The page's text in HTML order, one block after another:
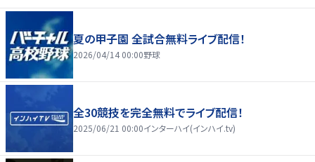
夏の甲子園 全試合無料ライブ配信！
2026/04/14 00:00野球
全30競技を完全無料でライブ配信！
2025/06/21 00:00インターハイ(インハイ.tv)